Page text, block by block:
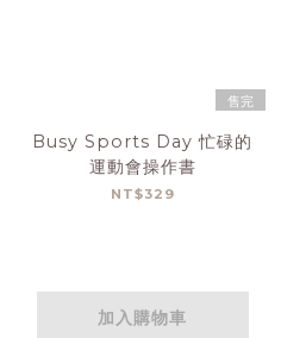
售完
Busy Sports Day 忙碌的
運動會操作書
NT$329
加入購物車